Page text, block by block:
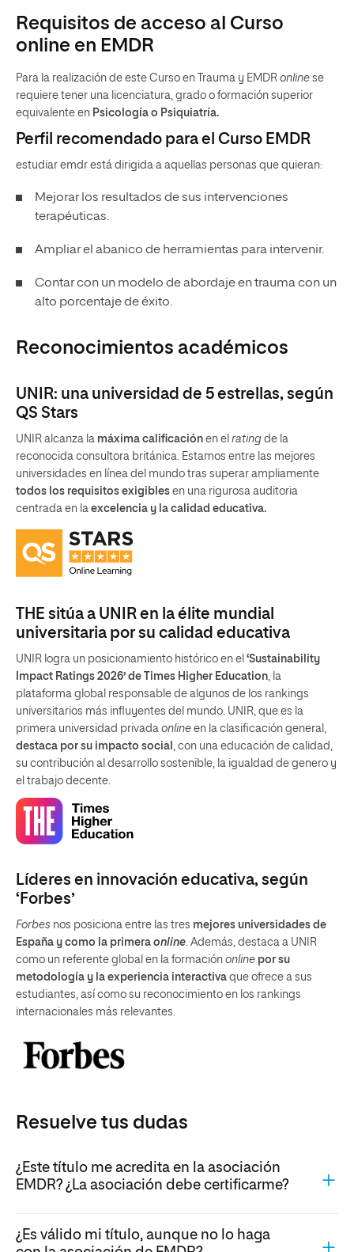
Requisitos de acceso al Curso
online en EMDR
Para la realización de este Curso en Trauma y EMDR online se
requiere tener una licenciatura, grado o formación superior
equivalente en Psicología o Psiquiatría.
Perfil recomendado para el Curso EMDR
estudiar emdr está dirigida a aquellas personas que quieran:
Mejorar los resultados de sus intervenciones
terapéuticas.
Ampliar el abanico de herramientas para intervenir.
Contar con un modelo de abordaje en trauma con un
alto porcentaje de éxito.
Reconocimientos académicos
UNIR: una universidad de 5 estrellas, según
QS Stars
UNIR alcanza la máxima calificación en el rating de la
reconocida consultora británica. Estamos entre las mejores
universidades en línea del mundo tras superar ampliamente
todos los requisitos exigibles en una rigurosa auditoria
centrada en la excelencia y la calidad educativa.
THE sitúa a UNIR en la élite mundial
universitaria por su calidad educativa
UNIR logra un posicionamiento histórico en el ‘Sustainability
Impact Ratings 2026’ de Times Higher Education , la
plataforma global responsable de algunos de los rankings
universitarios más influyentes del mundo. UNIR, que es la
primera universidad privada online en la clasificación general,
destaca por su impacto social
, con una educación de calidad,
su contribución al desarrollo sostenible, la igualdad de genero y
el trabajo decente.
Líderes en innovación educativa, según
‘Forbes’
Forbes nos posiciona entre las tres mejores universidades de
España y como la primera online. Además, destaca a UNIR
como un referente global en la formación online por su
metodología y la experiencia interactiva que ofrece a sus
estudiantes, así como su reconocimiento en los rankings
internacionales más relevantes.
Resuelve tus dudas
¿Este título me acredita en la asociación
EMDR? ¿La asociación debe certificarme?
¿Es válido mi título, aunque no lo haga